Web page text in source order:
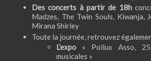
Des concerts à partir de 18h
Madzes, The Twin Souls, Kiwanja,
Mirana Shirley
Toute la journée, retrouvez
L’expo
« Pollux Asso, 25
musicales »